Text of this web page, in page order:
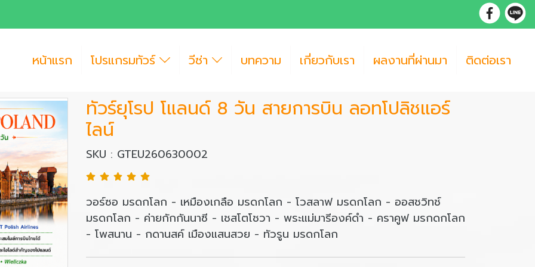
หน้าแรก โปรแกรมทัวร์ วีซ่า บทความ เกี่ยวกับเรา ผลงานที่ผ่านมา ติดต่อเรา
ทัวร์ยุโรป โแลนด์ 8 วัน สายการบิน ลอทโปลิชแอร์
ไลน์
SKU : GTEU260630002
วอร์ซอ มรดกโลก - เหมืองเกลือ มรดกโลก - โวสลาฟ มรดกโลก - ออสชวิทช์
มรดกโลก - ค่ายกักกันนาซี - เชสโตโชวา - พระแม่มารีองค์ดำ - คราคูฟ มรกดกโลก
- โพสนาน - กดานสค์ เมืองแสนสวย - ทัวรูน มรดกโลก